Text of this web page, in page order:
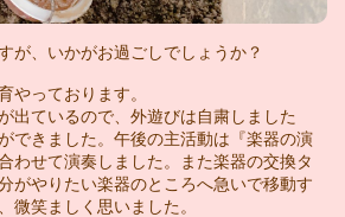
が、いかがお過ごしでしょうか？
やっております。
出ているので、外遊びは自粛しました
できました。午後の主活動は『楽器の演
わせて演奏しました。また楽器の交換タ
がやりたい楽器のところへ急いで移動す
微笑ましく思いました。